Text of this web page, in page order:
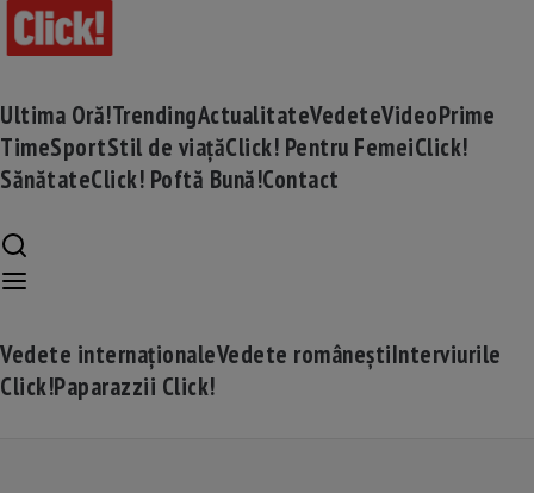
Ultima Oră!TrendingActualitateVedeteVideoPrime
TimeSportStil de viațăClick! Pentru FemeiClick!
SănătateClick! Poftă Bună!Contact
Vedete internaționaleVedete româneștiInterviurile
Click!Paparazzii Click!